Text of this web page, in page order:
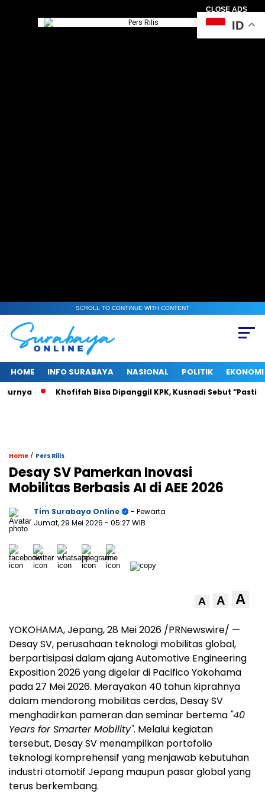
CLOSE ADS
SCROLL TO CONTINUE WITH CONTENT
HOME INFO SURABAYA NASIONAL POLITIK EKONOMI
Khofifah Bisa Dipanggil KPK, Kusnadi Sebut “Pasti Tahu”
Home / Pers Rilis
Desay SV Pamerkan Inovasi
Mobilitas Berbasis AI di AEE 2026
Tim Surabaya Online
- Pewarta
Jumat, 29 Mei 2026 - 05:27 WIB
A A A
YOKOHAMA, Jepang, 28 Mei 2026 /PRNewswire/ —
Desay SV, perusahaan teknologi mobilitas global,
berpartisipasi dalam ajang Automotive Engineering
Exposition 2026 yang digelar di Pacifico Yokohama
pada 27 Mei 2026. Merayakan 40 tahun kiprahnya
dalam mendorong mobilitas cerdas, Desay SV
menghadirkan pameran dan seminar bertema "40
Years for Smarter Mobility". Melalui kegiatan
tersebut, Desay SV menampilkan portofolio
teknologi komprehensif yang menjawab kebutuhan
industri otomotif Jepang maupun pasar global yang
terus berkembang.
ID